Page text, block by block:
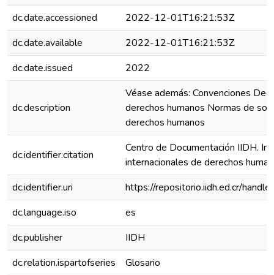
dc.date.accessioned
2022-12-01T16:21:53Z
dc.date.available
2022-12-01T16:21:53Z
dc.date.issued
2022
dc.description
Véase además: Convenciones
derechos humanos Normas de
derechos humanos
dc.identifier.citation
Centro de Documentación IIDH.
internacionales de derechos
dc.identifier.uri
https://repositorio.iidh.ed.cr/
dc.language.iso
es
dc.publisher
IIDH
dc.relation.ispartofseries
Glosario